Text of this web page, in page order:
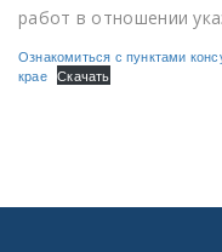
работ в отношении
Ознакомиться с пунктами
крае Скачать